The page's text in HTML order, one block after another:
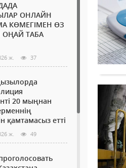
ОНЛАЙН
КӨМЕГІМЕН ӨЗ
ОҢАЙ ТАБА
ж. 37
20 мыңнан
қамтамасыз етті
ж. 49